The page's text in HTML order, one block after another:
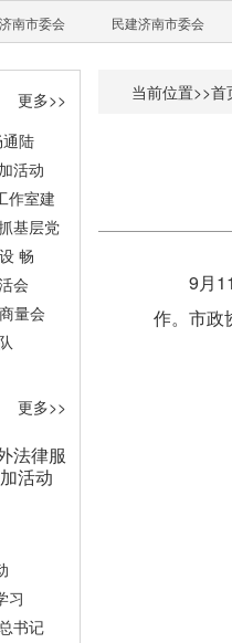
南市委会 民建济南市委会
更多>>
陆
活动
作室建
基层党
畅
会
量会
更多>>
法律服
活动
习
书记
当前位置>>首
9月
作。市政